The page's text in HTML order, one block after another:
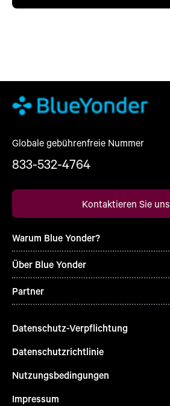
Globale gebührenfreie Nummer
833-532-4764
Kontaktieren Sie uns
Warum Blue Yonder?
Über Blue Yonder
Partner
Datenschutz-Verpflichtung
Datenschutzrichtlinie
Nutzungsbedingungen
Impressum